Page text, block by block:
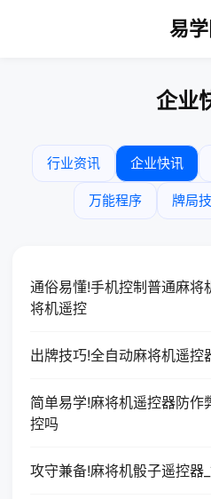
易学
企业
行业资讯 企业快讯
万能程序 牌局
通俗易懂!手机控制普通麻将
将机遥控
出牌技巧!全自动麻将机遥控
简单易学!麻将机遥控器防作
控吗
攻守兼备!麻将机骰子遥控器